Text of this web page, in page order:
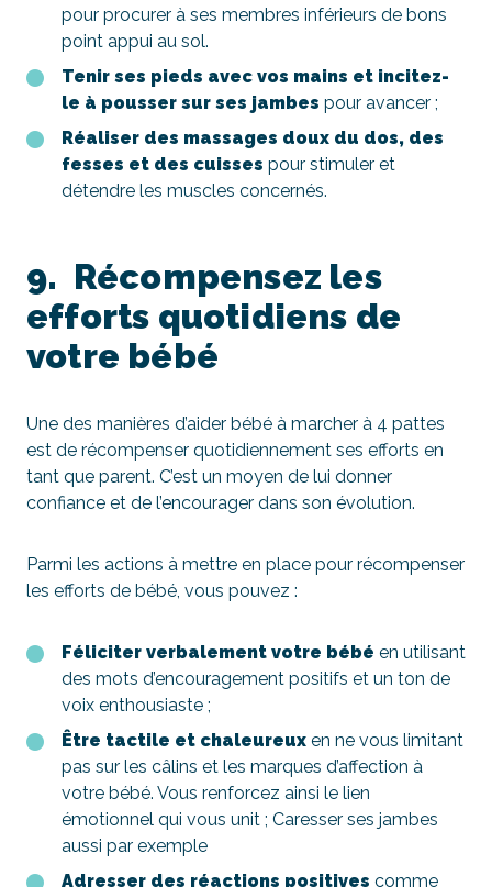
pour procurer à ses membres inférieurs de bons
point appui au sol.
Tenir ses pieds avec vos mains et incitez-
le à pousser sur ses jambes pour avancer ;
Réaliser des massages doux du dos, des
fesses et des cuisses pour stimuler et
détendre les muscles concernés.
9. Récompensez les
efforts quotidiens de
votre bébé
Une des manières d’aider bébé à marcher à 4 pattes
est de récompenser quotidiennement ses efforts en
tant que parent. C’est un moyen de lui donner
confiance et de l’encourager dans son évolution.
Parmi les actions à mettre en place pour récompenser
les efforts de bébé, vous pouvez :
Féliciter verbalement votre bébé en utilisant
des mots d’encouragement positifs et un ton de
voix enthousiaste ;
Être tactile et chaleureux en ne vous limitant
pas sur les câlins et les marques d’affection à
votre bébé. Vous renforcez ainsi le lien
émotionnel qui vous unit ; Caresser ses jambes
aussi par exemple
Adresser des réactions positives comme